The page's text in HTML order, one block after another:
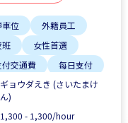
車位
外籍員工
班
女性首選
付交通費
每日支付
經驗要求
男性首選
自行車停放處
ギョウダえき (さいたまけ
ん)
1,300 - 1,300/hour